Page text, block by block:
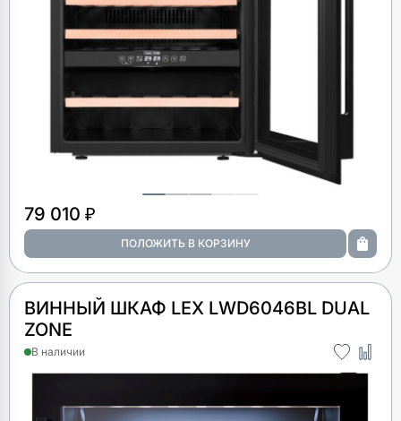
79 010 ₽
ВИННЫЙ ШКАФ LEX LWD6046BL DUAL
ZONE
В наличии